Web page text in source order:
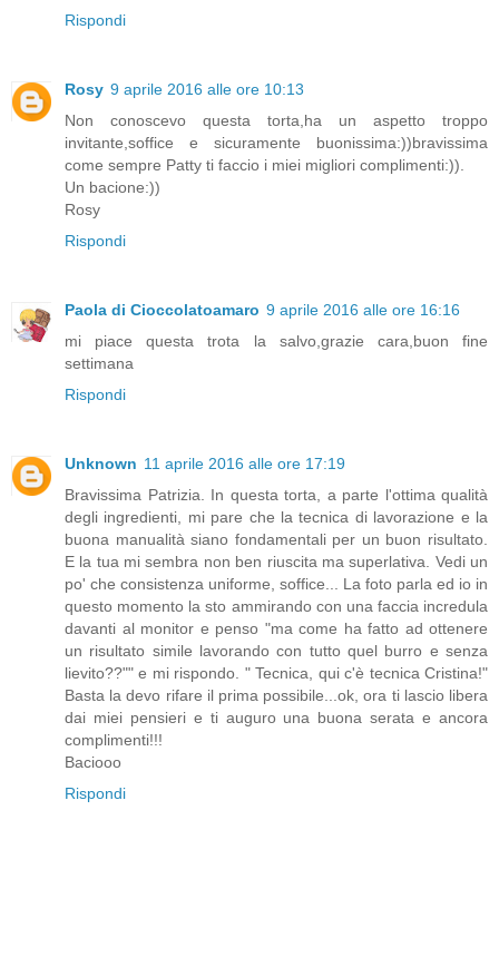
Rispondi
Rosy 9 aprile 2016 alle ore 10:13
Non conoscevo questa torta,ha un aspetto troppo
invitante,soffice e sicuramente buonissima:))bravissima
come sempre Patty ti faccio i miei migliori complimenti:)).
Un bacione:))
Rosy
Rispondi
Paola di Cioccolatoamaro 9 aprile 2016 alle ore 16:16
mi piace questa trota la salvo,grazie cara,buon fine
settimana
Rispondi
Unknown 11 aprile 2016 alle ore 17:19
Bravissima Patrizia. In questa torta, a parte l'ottima qualità
degli ingredienti, mi pare che la tecnica di lavorazione e la
buona manualità siano fondamentali per un buon risultato.
E la tua mi sembra non ben riuscita ma superlativa. Vedi un
po' che consistenza uniforme, soffice... La foto parla ed io in
questo momento la sto ammirando con una faccia incredula
davanti al monitor e penso "ma come ha fatto ad ottenere
un risultato simile lavorando con tutto quel burro e senza
lievito??"" e mi rispondo. " Tecnica, qui c'è tecnica Cristina!"
Basta la devo rifare il prima possibile...ok, ora ti lascio libera
dai miei pensieri e ti auguro una buona serata e ancora
complimenti!!!
Baciooo
Rispondi